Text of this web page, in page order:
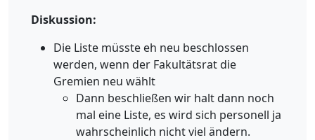
Diskussion:
Die Liste müsste eh neu beschlossen
werden, wenn der Fakultätsrat die
Gremien neu wählt
Dann beschließen wir halt dann noch
mal eine Liste, es wird sich personell ja
wahrscheinlich nicht viel ändern.